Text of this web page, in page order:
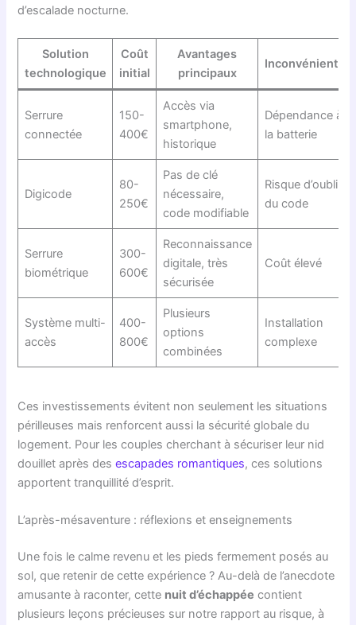
d’escalade nocturne.
Solution
technologique
Coût
initial
Avantages
principaux
Inconvénients
Serrure
connectée
150-
400€
Accès via
smartphone,
historique
Dépendance à
la batterie
Digicode
80-
250€
Pas de clé
nécessaire,
code modifiable
Risque d’oubli
du code
Serrure
biométrique
300-
600€
Reconnaissance
digitale, très
sécurisée
Coût élevé
Système multi-
accès
400-
800€
Plusieurs
options
combinées
Installation
complexe
Ces investissements évitent non seulement les situations
périlleuses mais renforcent aussi la sécurité globale du
logement. Pour les couples cherchant à sécuriser leur nid
douillet après desescapades romantiques, ces solutions
apportent tranquillité d’esprit.
L’après-mésaventure : réflexions et enseignements
Une fois le calme revenu et les pieds fermement posés au
sol, que retenir de cette expérience ? Au-delà de l’anecdote
amusante à raconter, cette nuit d’échappée contient
plusieurs leçons précieuses sur notre rapport au risque, à